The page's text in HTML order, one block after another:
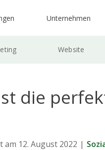
Unternehmen
Website
die
12. August 2022 |